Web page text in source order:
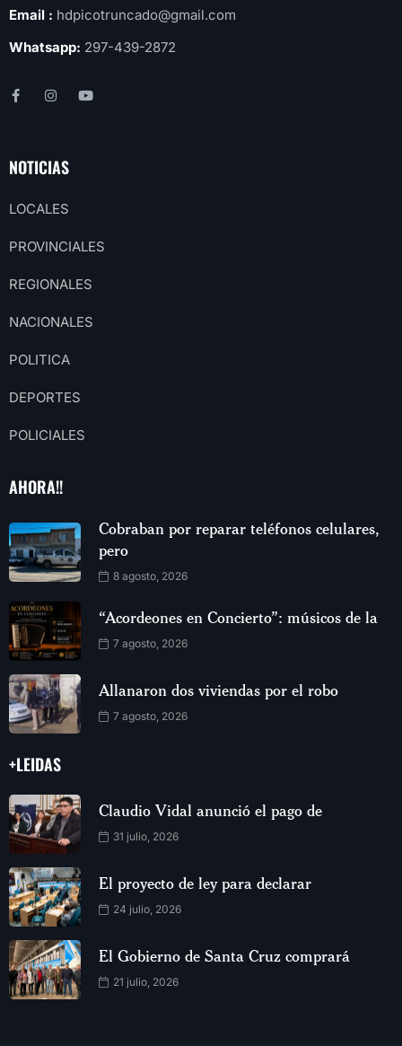
Email : hdpicotruncado@gmail.com
Whatsapp: 297-439-2872
NOTICIAS
LOCALES
PROVINCIALES
REGIONALES
NACIONALES
POLITICA
DEPORTES
POLICIALES
AHORA!!
Cobraban por reparar teléfonos celulares,
pero
8 agosto, 2026
“Acordeones en Concierto”: músicos de la
7 agosto, 2026
Allanaron dos viviendas por el robo
7 agosto, 2026
+LEIDAS
Claudio Vidal anunció el pago de
31 julio, 2026
El proyecto de ley para declarar
24 julio, 2026
El Gobierno de Santa Cruz comprará
21 julio, 2026